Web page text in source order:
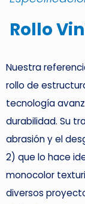
Rollo
Nuestra
rollo de
tecnología
durabilidad. Su
abrasión y el
2) que lo hace
monocolor
diversos